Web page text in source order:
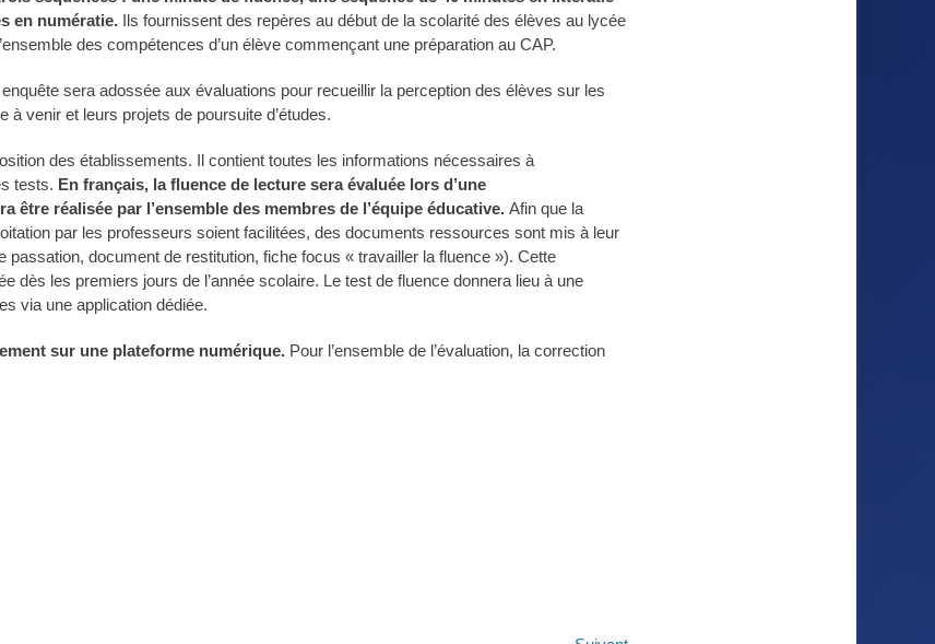
en numératie. Ils fournissent des repères au début de la scolarité des élèves au lycée
des compétences d’un élève commençant une préparation au CAP.
sera adossée aux évaluations pour recueillir la perception des élèves sur les
à venir et leurs projets de poursuite d’études.
des établissements. Il contient toutes les informations nécessaires à
tests. En français, la fluence de lecture sera évaluée lors d’une
être réalisée par l’ensemble des membres de l’équipe éducative. Afin que la
par les professeurs soient facilitées, des documents ressources sont mis à leur
passation, document de restitution, fiche focus « travailler la fluence »). Cette
dès les premiers jours de l’année scolaire. Le test de fluence donnera lieu à une
via une application dédiée.
sur une plateforme numérique. Pour l’ensemble de l’évaluation, la correction